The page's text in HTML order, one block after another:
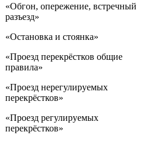
«Обгон, опережение, встречный
разъезд»
«Остановка и стоянка»
«Проезд перекрёстков общие
правила»
«Проезд нерегулируемых
перекрёстков»
«Проезд регулируемых
перекрёстков»